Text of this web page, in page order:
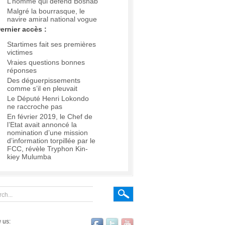
Malgré la bourrasque, le
navire amiral national vogue
accès :
Startimes fait ses premières
victimes
Vraies questions bonnes
réponses
Des déguerpissements
comme s’il en pleuvait
Le Député Henri Lokondo
ne raccroche pas
En février 2019, le Chef de
l’Etat avait annoncé la
nomination d’une mission
d’information torpillée par le
FCC, révèle Tryphon Kin-
kiey Mulumba
us: